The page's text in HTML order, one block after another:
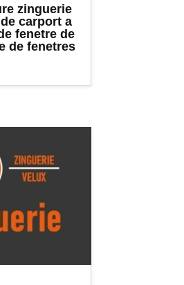
zinguerie
carport a
fenetre de
de fenetres